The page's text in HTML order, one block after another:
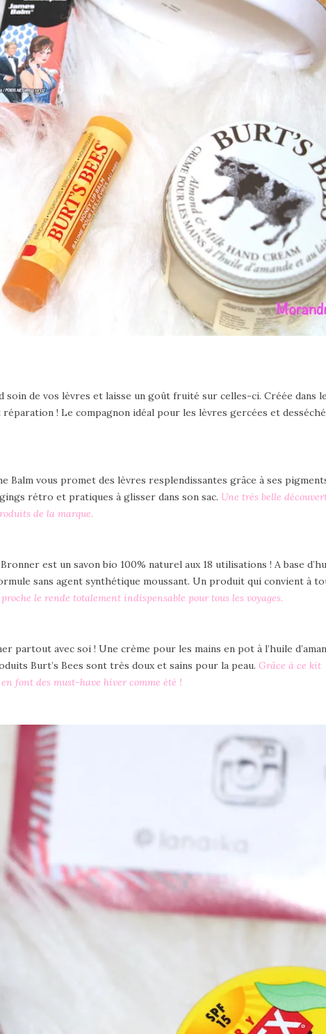
de vos lèvres et laisse un goût fruité sur celles-ci. Créée dans
! Le compagnon idéal pour les lèvres gercées et
Balm vous promet des lèvres resplendissantes grâce à ses
rétro et pratiques à glisser dans son sac. Une très belle
de la marque.
est un savon bio 100% naturel aux 18 utilisations ! A base
sans agent synthétique moussant. Un produit qui convient à
le rende totalement indispensable pour tous les voyages.
partout avec soi ! Une crème pour les mains en pot à l’huile
Burt’s Bees sont très doux et sains pour la peau. Grâce à ce kit
font des must-have hiver comme été !